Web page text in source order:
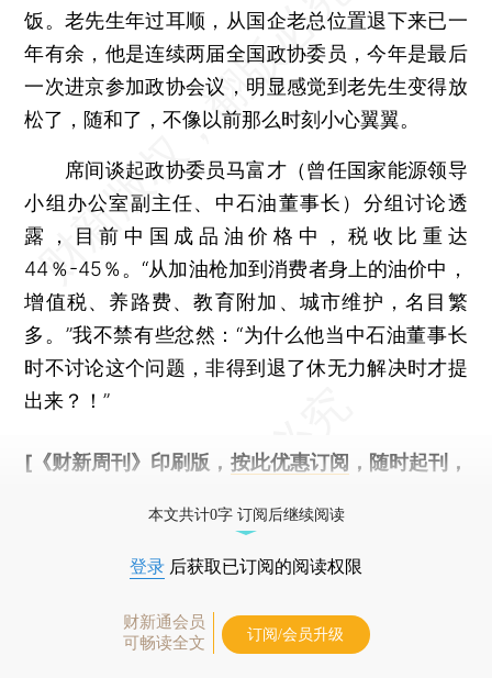
饭。老先生年过耳顺，从国企老总位置退下来已一
年有余，他是连续两届全国政协委员，今年是最后
一次进京参加政协会议，明显感觉到老先生变得放
松了，随和了，不像以前那么时刻小心翼翼。
席间谈起政协委员马富才（曾任国家能源领导
小组办公室副主任、中石油董事长）分组讨论透
露，目前中国成品油价格中，税收比重达
44％-45％。“从加油枪加到消费者身上的油价中，
增值税、养路费、教育附加、城市维护，名目繁
多。”我不禁有些忿然：“为什么他当中石油董事长
时不讨论这个问题，非得到退了休无力解决时才提
出来？！”
[《财新周刊》印刷版， 按此优惠订阅 ，随时起刊，
本文共计0字 订阅后继续阅读
登录 后获取已订阅的阅读权限
财新通会员
可畅读全文
订阅/会员升级